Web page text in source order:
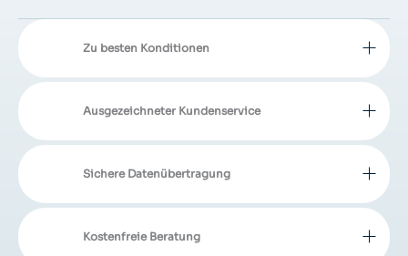
Zu besten Konditionen
Ausgezeichneter Kundenservice
Sichere Datenübertragung
Kostenfreie Beratung